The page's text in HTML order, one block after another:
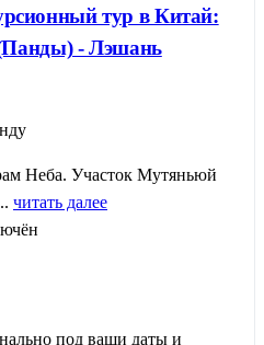
тур в Китай:
- Лэшань
Неба. Участок Мутяньюй
читать далее
под ваши даты и